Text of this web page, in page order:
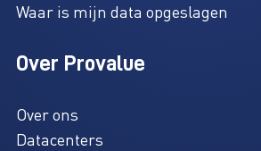
Waar is mijn data opgeslagen
Over Provalue
Over ons
Datacenters